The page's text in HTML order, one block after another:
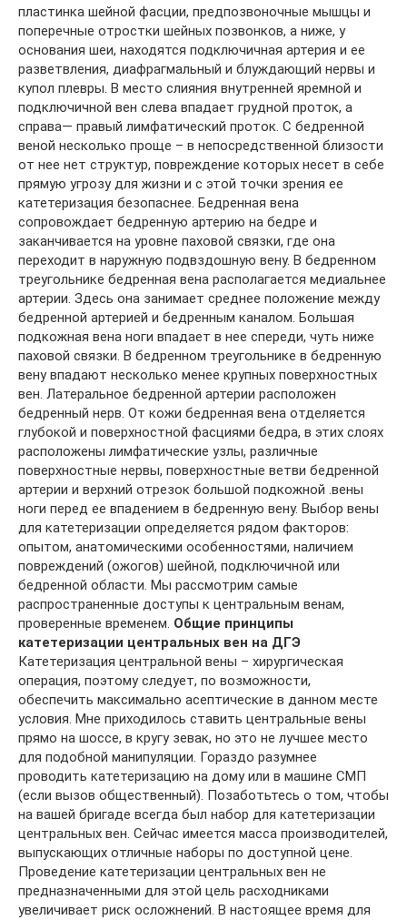
пластинка шейной фасции, предпозвоночные мышцы и
поперечные отростки шейных позвонков, а ниже, у
основания шеи, находятся подключичная артерия и ее
разветвления, диафрагмальный и блуждающий нервы и
купол плевры. В место слияния внутренней яремной и
подключичной вен слева впадает грудной проток, а
справа— правый лимфатический проток. С бедренной
веной несколько проще – в непосредственной близости
от нее нет структур, повреждение которых несет в себе
прямую угрозу для жизни и с этой точки зрения ее
катетеризация безопаснее. Бедренная вена
сопровождает бедренную артерию на бедре и
заканчивается на уровне паховой связки, где она
переходит в наружную подвздошную вену. В бедренном
треугольнике бедренная вена располагается медиальнее
артерии. Здесь она занимает среднее положение между
бедренной артерией и бедренным каналом. Большая
подкожная вена ноги впадает в нее спереди, чуть ниже
паховой связки. В бедренном треугольнике в бедренную
вену впадают несколько менее крупных поверхностных
вен. Латеральное бедренной артерии расположен
бедренный нерв. От кожи бедренная вена отделяется
глубокой и поверхностной фасциями бедра, в этих слоях
расположены лимфатические узлы, различные
поверхностные нервы, поверхностные ветви бедренной
артерии и верхний отрезок большой подкожной .вены
ноги перед ее впадением в бедренную вену. Выбор вены
для катетеризации определяется рядом факторов:
опытом, анатомическими особенностями, наличием
повреждений (ожогов) шейной, подключичной или
бедренной области. Мы рассмотрим самые
распространенные доступы к центральным венам,
проверенные временем. Общие принципы
катетеризации центральных вен на ДГЭ
Катетеризация центральной вены – хирургическая
операция, поэтому следует, по возможности,
обеспечить максимально асептические в данном месте
условия. Мне приходилось ставить центральные вены
прямо на шоссе, в кругу зевак, но это не лучшее место
для подобной манипуляции. Гораздо разумнее
проводить катетеризацию на дому или в машине СМП
(если вызов общественный). Позаботьтесь о том, чтобы
на вашей бригаде всегда был набор для катетеризации
центральных вен. Сейчас имеется масса производителей,
выпускающих отличные наборы по доступной цене.
Проведение катетеризации центральных вен не
предназначенными для этой цель расходниками
увеличивает риск осложнений. В настоящее время для